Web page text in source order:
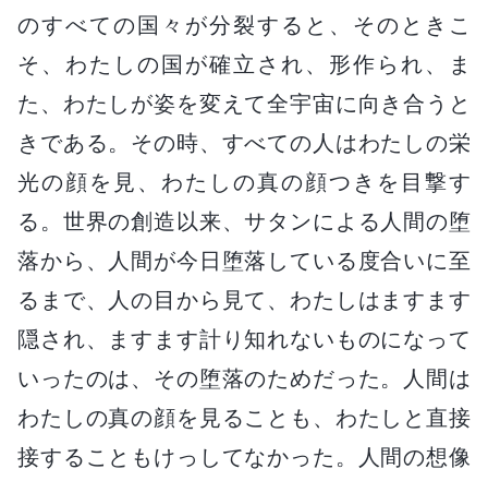
のすべての国々が分裂すると、そのときこ
そ、わたしの国が確立され、形作られ、ま
た、わたしが姿を変えて全宇宙に向き合うと
きである。その時、すべての人はわたしの栄
光の顔を見、わたしの真の顔つきを目撃す
る。世界の創造以来、サタンによる人間の堕
落から、人間が今日堕落している度合いに至
るまで、人の目から見て、わたしはますます
隠され、ますます計り知れないものになって
いったのは、その堕落のためだった。人間は
わたしの真の顔を見ることも、わたしと直接
接することもけっしてなかった。人間の想像